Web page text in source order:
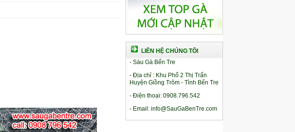
LIÊN HỆ CHÚNG TÔI
- Sáu Gà Bến Tre
- Địa chỉ : Khu Phố 2 Thị Trấn
Huyện Giồng Trôm - Tỉnh Bến Tre
- Điện thoại: 0908.796.542
- Email: info@SauGaBenTre.com